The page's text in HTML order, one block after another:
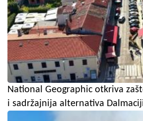
National Geographic otkriva
i sadržajnija alternativa